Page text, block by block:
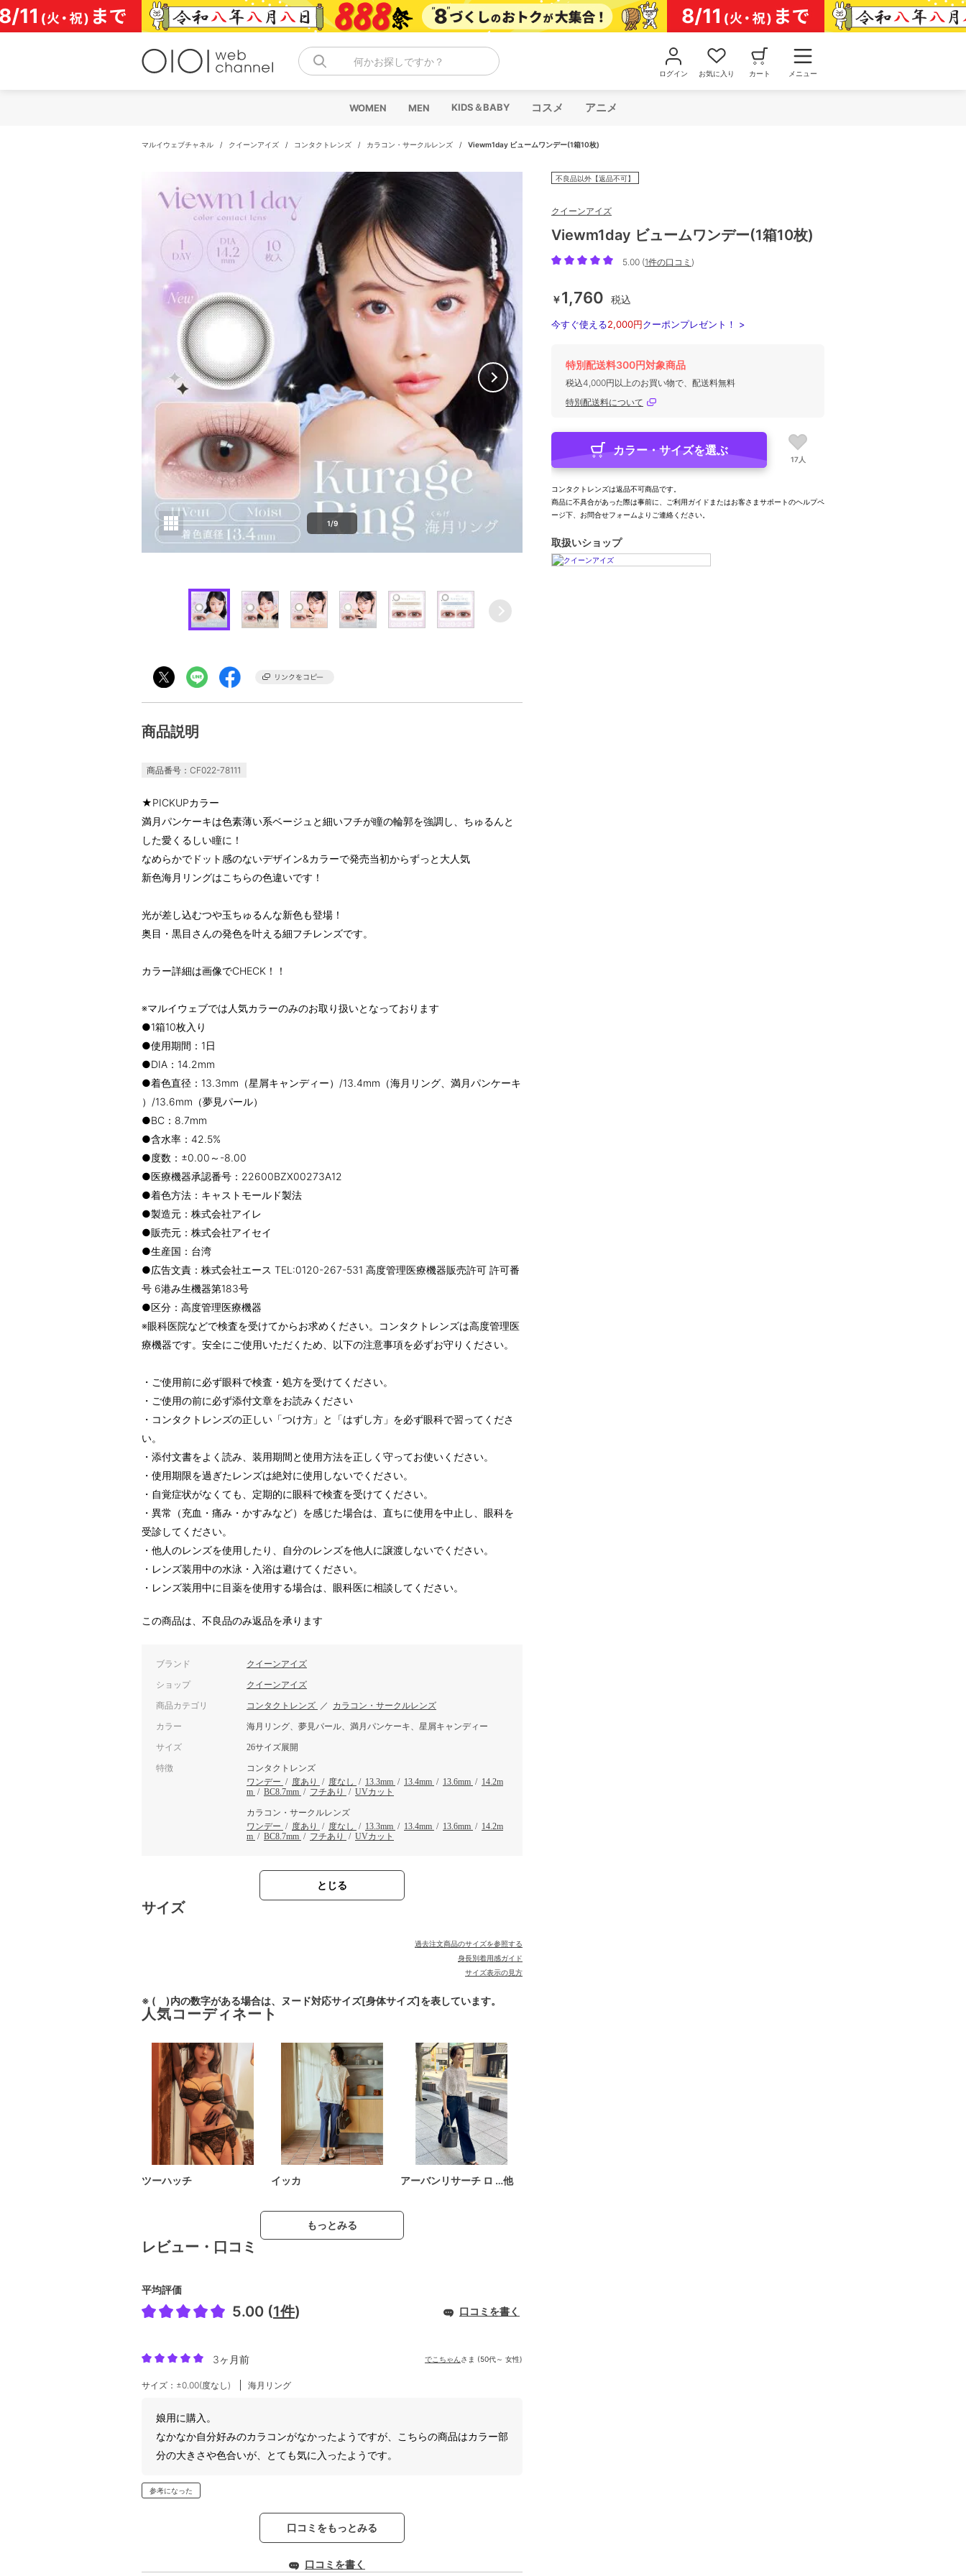
コ
ン
テ
何かお探しですか？
ログイン お気に入り カート メニュー
WOMEN MEN KIDS＆BABY コスメ アニメ
マルイウェブチャネル / クイーンアイズ / コンタクトレンズ / カラコン・サークルレンズ / Viewm1day ビュームワンデー(1箱10枚)
1/9
商品説明
商品番号：CF022-78111
★PICKUPカラー
満月パンケーキは色素薄い系ベージュと細いフチが瞳の輪郭を強調し、ちゅるんと
した愛くるしい瞳に！
なめらかでドット感のないデザイン&カラーで発売当初からずっと大人気
新色海月リングはこちらの色違いです！
光が差し込むつや玉ちゅるんな新色も登場！
奥目・黒目さんの発色を叶える細フチレンズです。
カラー詳細は画像でCHECK！！
※マルイウェブでは人気カラーのみのお取り扱いとなっております
●1箱10枚入り
●使用期間：1日
●DIA：14.2mm
●着色直径：13.3mm（星屑キャンディー）/13.4mm（海月リング、満月パンケーキ
）/13.6mm（夢見パール）
●BC：8.7mm
●含水率：42.5%
●度数：±0.00～-8.00
●医療機器承認番号：22600BZX00273A12
●着色方法：キャストモールド製法
●製造元：株式会社アイレ
●販売元：株式会社アイセイ
●生産国：台湾
●広告文責：株式会社エース TEL:0120-267-531 高度管理医療機器販売許可 許可番
号 6港み生機器第183号
●区分：高度管理医療機器
※眼科医院などで検査を受けてからお求めください。コンタクトレンズは高度管理医
療機器です。安全にご使用いただくため、以下の注意事項を必ずお守りください。
・ご使用前に必ず眼科で検査・処方を受けてください。
・ご使用の前に必ず添付文章をお読みください
・コンタクトレンズの正しい「つけ方」と「はずし方」を必ず眼科で習ってくださ
い。
・添付文書をよく読み、装用期間と使用方法を正しく守ってお使いください。
・使用期限を過ぎたレンズは絶対に使用しないでください。
・自覚症状がなくても、定期的に眼科で検査を受けてください。
・異常（充血・痛み・かすみなど）を感じた場合は、直ちに使用を中止し、眼科を
受診してください。
・他人のレンズを使用したり、自分のレンズを他人に譲渡しないでください。
・レンズ装用中の水泳・入浴は避けてください。
・レンズ装用中に目薬を使用する場合は、眼科医に相談してください。
この商品は、不良品のみ返品を承ります
ブランド クイーンアイズ
ショップ クイーンアイズ
商品カテゴリ コンタクトレンズ ／ カラコン・サークルレンズ
カラー 海月リング、夢見パール、満月パンケーキ、星屑キャンディー
サイズ 26サイズ展開
特徴
コンタクトレンズ
ワンデー / 度あり / 度なし / 13.3mm / 13.4mm / 13.6mm / 14.2m
m / BC8.7mm / フチあり / UVカット
カラコン・サークルレンズ
ワンデー / 度あり / 度なし / 13.3mm / 13.4mm / 13.6mm / 14.2m
m / BC8.7mm / フチあり / UVカット
とじる
サイズ
過去注文商品のサイズを参照する
身長別着用感ガイド
サイズ表示の見方
※ ( )内の数字がある場合は、ヌード対応サイズ[身体サイズ]を表しています。
人気コーディネート
ツーハッチ イッカ アーバンリサーチ ロ …他
もっとみる
レビュー・口コミ
平均評価
5.00 (1件) 口コミを書く
3ヶ月前 でこちゃん さま (50代～ 女性)
サイズ：±0.00(度なし) 海月リング
娘用に購入。
なかなか自分好みのカラコンがなかったようですが、こちらの商品はカラー部
分の大きさや色合いが、とても気に入ったようです。
参考になった
口コミをもっとみる
口コミを書く
不良品以外【返品不可】
クイーンアイズ
Viewm1day ビュームワンデー(1箱10枚)
5.00 (1件の口コミ )
￥1,760 税込
今すぐ使える2,000円クーポンプレゼント！ >
特別配送料300円対象商品
税込4,000円以上のお買い物で、配送料無料
特別配送料について
カラー・サイズを選ぶ
17人
コンタクトレンズは返品不可商品です。
商品に不具合があった際は事前に、ご利用ガイドまたはお客さまサポートのヘルプペ
ージ下、お問合せフォームよりご連絡ください。
取扱いショップ